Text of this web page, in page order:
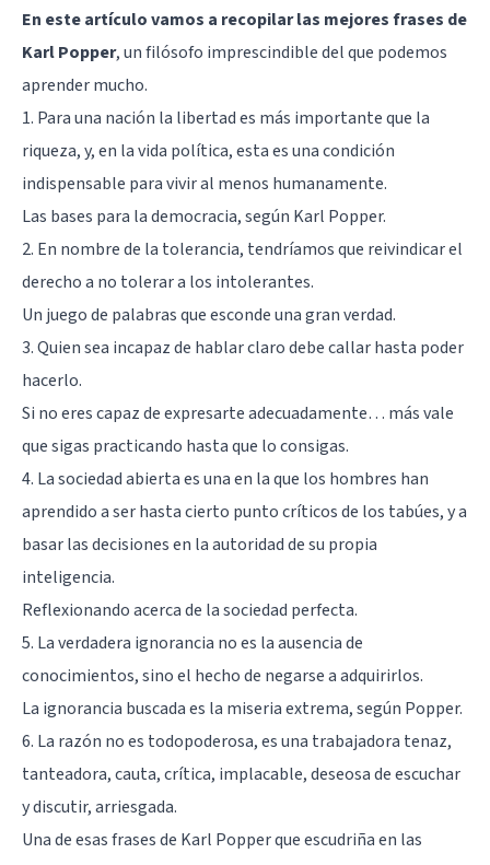
En este artículo vamos a recopilar las mejores frases de
Karl Popper, un filósofo imprescindible del que podemos
aprender mucho.
1. Para una nación la libertad es más importante que la
riqueza, y, en la vida política, esta es una condición
indispensable para vivir al menos humanamente.
Las bases para la democracia, según Karl Popper.
2. En nombre de la tolerancia, tendríamos que reivindicar el
derecho a no tolerar a los intolerantes.
Un juego de palabras que esconde una gran verdad.
3. Quien sea incapaz de hablar claro debe callar hasta poder
hacerlo.
Si no eres capaz de expresarte adecuadamente… más vale
que sigas practicando hasta que lo consigas.
4. La sociedad abierta es una en la que los hombres han
aprendido a ser hasta cierto punto críticos de los tabúes, y a
basar las decisiones en la autoridad de su propia
inteligencia.
Reflexionando acerca de la sociedad perfecta.
5. La verdadera ignorancia no es la ausencia de
conocimientos, sino el hecho de negarse a adquirirlos.
La ignorancia buscada es la miseria extrema, según Popper.
6. La razón no es todopoderosa, es una trabajadora tenaz,
tanteadora, cauta, crítica, implacable, deseosa de escuchar
y discutir, arriesgada.
Una de esas frases de Karl Popper que escudriña en las